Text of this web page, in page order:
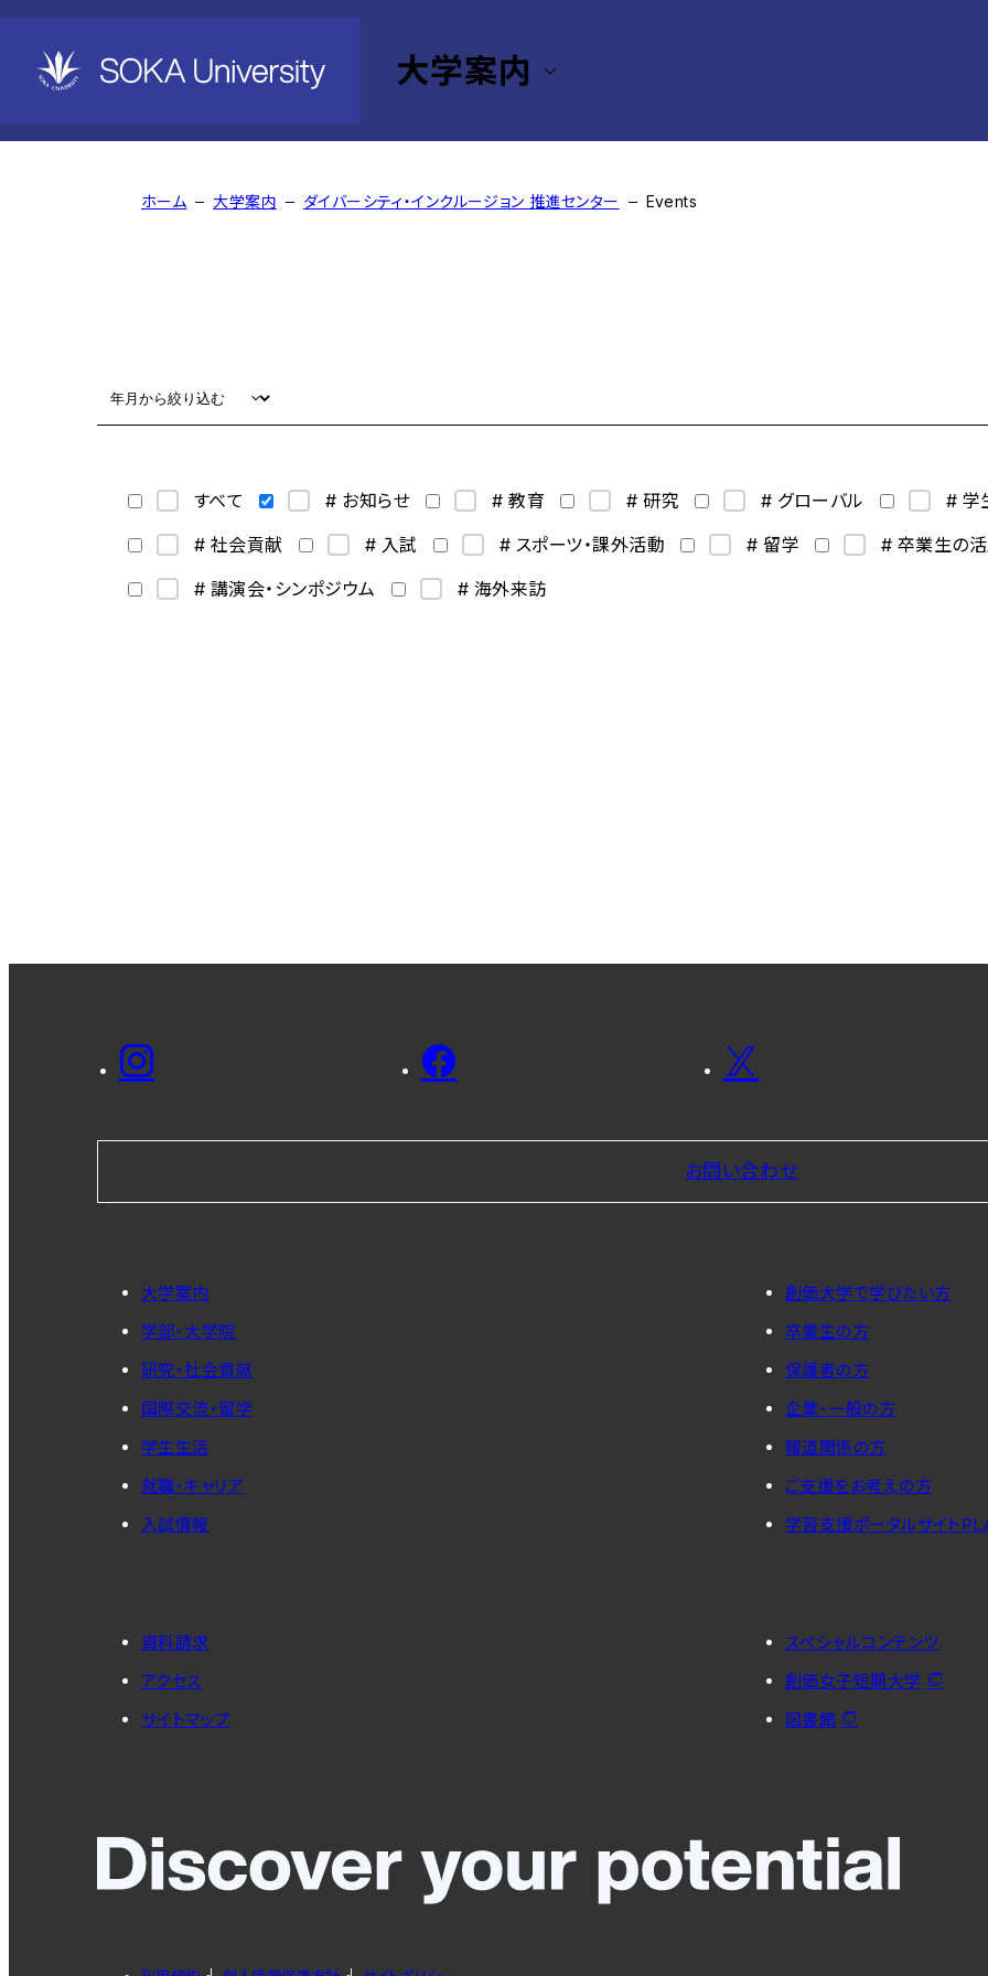
大学案内
Events
ホーム 大学案内 ダイバーシティ・インクルージョン 推進センター Events
すべて # お知らせ # 教育 # 研究 # グローバル
# 学
# 社会貢献
# 入試 # スポーツ・課外活動 # 留学
# 卒業生の
# 講演会・シンポジウム
# 海外来訪
お問い合わせ
大学案内
学部・大学院
研究・社会貢献
国際交流・留学
学生生活
就職・キャリア
入試情報
創価大学で学びたい方
卒業生の方
保護者の方
企業・一般の方
報道関係の方
ご支援をお考えの方
学習支援ポータルサイト
資料請求
アクセス
サイトマップ
スペシャルコンテンツ
創価女子短期大学
図書館